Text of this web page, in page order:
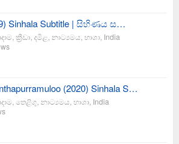
Sinhala Subtitle | සිහිණය ස…
ක්‍රීඩා දමිළ නාට්‍යමය භාශා India
(2020) Sinhala S…
තෙළිගු නාට්‍යමය භාශා India